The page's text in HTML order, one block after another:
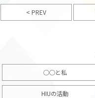
< PREV
○○と私
HIUの活動